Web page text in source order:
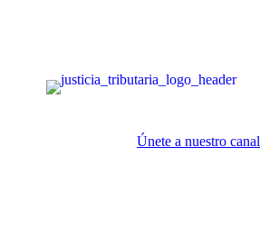
Únete a nuestro canal